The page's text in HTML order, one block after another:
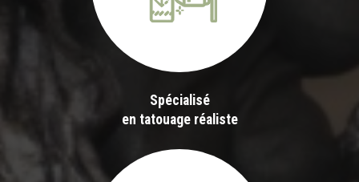
Spécialisé
en tatouage réaliste